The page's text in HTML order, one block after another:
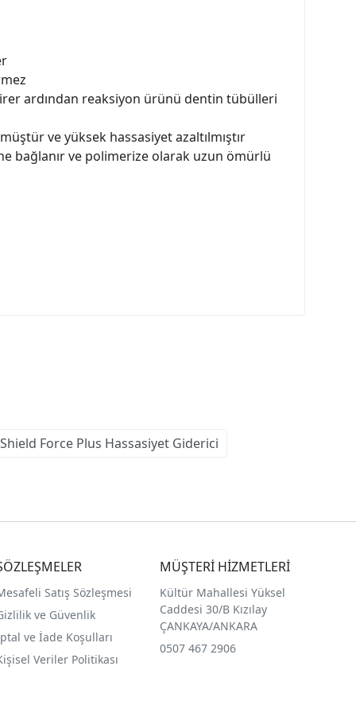
ardından reaksiyon ürünü dentin tübülleri
ve yüksek hassasiyet azaltılmıştır
bağlanır ve polimerize olarak uzun ömürlü
Shield Force Plus Hassasiyet Giderici
Satış Sözleşmesi
ve Güvenlik
ve İade Koşulları
Veriler Politikası
MÜŞTERİ HİZMETLERİ
Kültür Mahallesi Yüksel
Caddesi 30/B Kızılay
ÇANKAYA/ANKARA
0507 467 2906